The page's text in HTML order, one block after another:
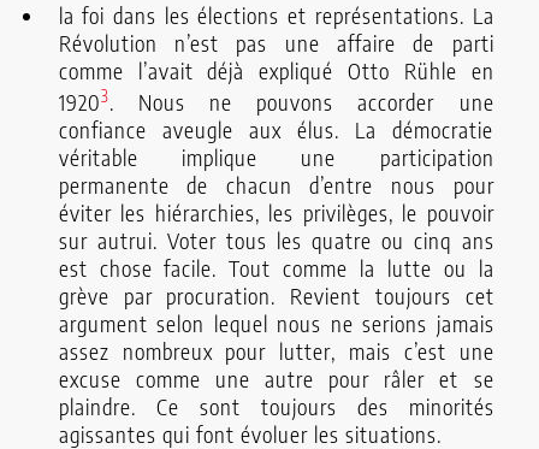
la foi dans les élections et représentations. La
Révolution n’est pas une affaire de parti
comme l’avait déjà expliqué Otto Rühle en
19203. Nous ne pouvons accorder une
confiance aveugle aux élus. La démocratie
véritable implique une participation
permanente de chacun d’entre nous pour
éviter les hiérarchies, les privilèges, le pouvoir
sur autrui. Voter tous les quatre ou cinq ans
est chose facile. Tout comme la lutte ou la
grève par procuration. Revient toujours cet
argument selon lequel nous ne serions jamais
assez nombreux pour lutter, mais c’est une
excuse comme une autre pour râler et se
plaindre. Ce sont toujours des minorités
agissantes qui font évoluer les situations.